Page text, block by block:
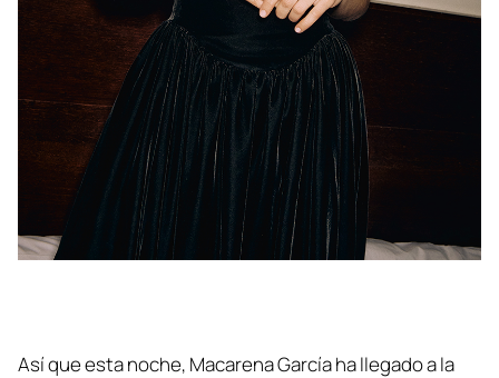
Así que esta noche, Macarena García ha llegado a la